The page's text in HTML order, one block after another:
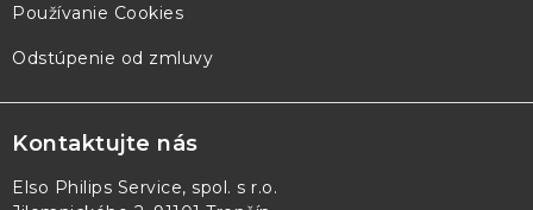
Používanie Cookies
Odstúpenie od zmluvy
Kontaktujte nás
Elso Philips Service, spol. s r.o.